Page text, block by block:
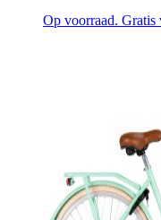
Op voorraad. Gratis